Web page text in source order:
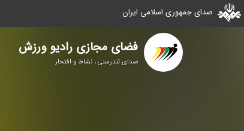
صدای جمهوری اسلامی ایران
فضای مجازی رادیو ورزش
صدای تندرستی ، نشاط و افتخار